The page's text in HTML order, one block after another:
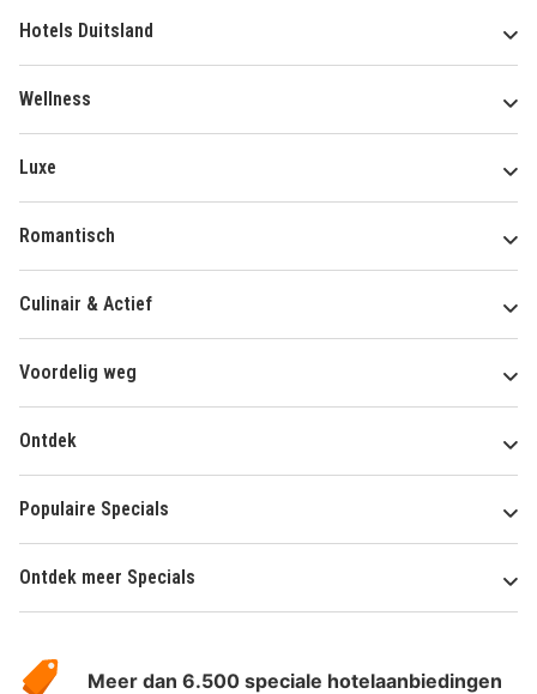
Hotels Duitsland
Wellness
Luxe
Romantisch
Culinair & Actief
Voordelig weg
Ontdek
Populaire Specials
Ontdek meer Specials
HotelSpecials
Meer dan 6.500 speciale hotelaanbiedingen